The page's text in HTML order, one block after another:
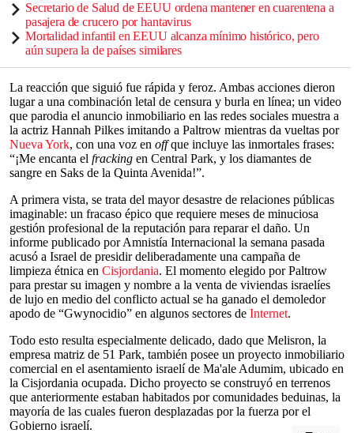
Secretario de Salud de EEUU ordena mantener en cuarentena a
pasajera de crucero por hantavirus
Mortalidad infantil en EEUU alcanza mínimo histórico, pero
aún supera la de países similares
La reacción que siguió fue rápida y feroz. Ambas acciones dieron
lugar a una combinación letal de censura y burla en línea; un video
que parodia el anuncio inmobiliario en las redes sociales muestra a
la actriz Hannah Pilkes imitando a Paltrow mientras da vueltas por
Nueva York, con una voz en offque incluye las inmortales frases:
“¡Me encanta el fracking en Central Park, y los diamantes de
sangre en Saks de la Quinta Avenida!”.
A primera vista, se trata del mayor desastre de relaciones públicas
imaginable: un fracaso épico que requiere meses de minuciosa
gestión profesional de la reputación para reparar el daño. Un
informe publicado por Amnistía Internacional la semana pasada
acusó a Israel de presidir deliberadamente una campaña de
limpieza étnica en Cisjordania. El momento elegido por Paltrow
para prestar su imagen y nombre a la venta de viviendas israelíes
de lujo en medio del conflicto actual se ha ganado el demoledor
apodo de “Gwynocidio” en algunos sectores de Internet.
Todo esto resulta especialmente delicado, dado que Melisron, la
empresa matriz de 51 Park, también posee un proyecto inmobiliario
comercial en el asentamiento israelí de Ma'ale Adumim, ubicado en
la Cisjordania ocupada. Dicho proyecto se construyó en terrenos
que anteriormente estaban habitados por comunidades beduinas, la
mayoría de las cuales fueron desplazadas por la fuerza por el
Gobierno israelí.